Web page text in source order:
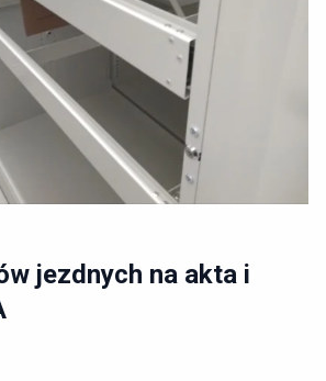
jezdnych na akta i